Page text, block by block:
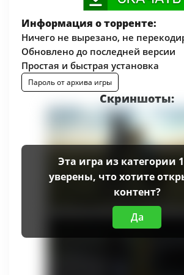
Информация о торренте:
Ничего не вырезано, не
Обновлено до последней версии
Простая и быстрая установка
Пароль от архива игры
Скриншоты:
Эта игра из категории
уверены, что хотите
контент?
Да